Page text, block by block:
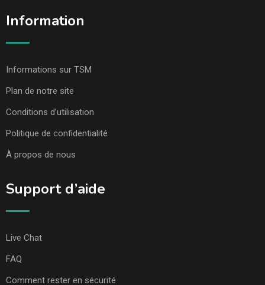
Information
Informations sur TSM
Plan de notre site
Conditions d’utilisation
Politique de confidentialité
À propos de nous
Support d’aide
Live Chat
FAQ
Comment rester en sécurité